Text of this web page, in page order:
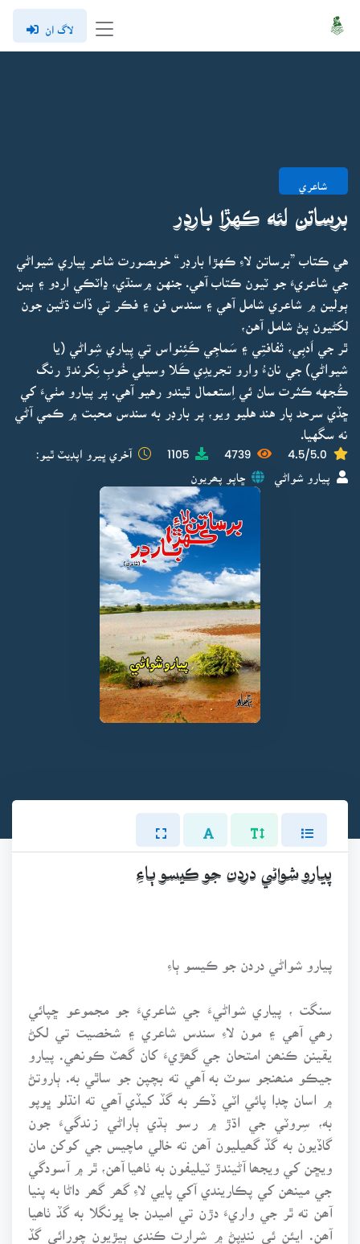
لاگ ان
شاعري
برساتن لئه ڪهڙا بارڊر
هي ڪتاب ”برساتن لاءِ ڪهڙا بارڊر“ خوبصورت شاعر پياري شيواڻي
جي شاعريءَ جو ٽيون ڪتاب آهي. جنهن ۾سنڌي، ڍاٽڪي اردو ۽ ٻين
ٻولين ۾ شاعري شامل آهي ۽ سندس فن ۽ فڪر تي ڏات ڌڻين جون
لکڻيون پڻ شامل آهن،
ٿر جي اَدبِي، ثفافتِي ۽ سَماجِي ڪَئِنواس تي پِياري شِواڻي (يا
شيواڻي) جي نانءُ وارو تجريدِي ڪَلا وسيلي خُوبِ نِکرندڙ رنگ
ڪُجهه ڪثرت سان ئي اِستعمال ٿيندو رهيو آهي. پر پيارو مٺيءَ کي
ڇڏي سرحد پار هند هليو ويو، پر بارڊر به سندس محبت ۾ ڪمي آڻي
نه سگهيا.
4.5/5.0
4739
1105 آخري ڀيرو اپڊيٽ ٿيو:
پيارو شواڻي ڇاپو پھريون
پيارو شواڻي دردن جو ڪيسو ٻاءِ
پيارو شواڻي دردن جو ڪيسو ٻاءِ
سنگت ، پياري شواڻيءَ جي شاعريءَ جو مجموعو ڇپائي
رھي آھي ۽ مون لاءِ سندس شاعري ۽ شخصيت تي لکڻ
يقينن ڪنھن امتحان جي گھڙيءَ کان گھٽ ڪونھي. پيارو
جيڪو منھنجو سوٽ به آھي ته بچپن جو ساٿي به. ٻاروتڻ
۾ اسان چڊا پائي اٽي ڏڪر به گڏ کيڏي آھي ته انڌلو ڀوپو
به، سِروٽي جي اڌڙ ۾ رسو ٻڌي ٻاراڻي زندگيءَ جون
گاڏيون به گڏ گھيليون آھن ته خالي ماچيس جي کوکن مان
ويڇن کي ويجھا آڻيندڙ ٽيليفون به ٺاھيا آھن، ٿر ۾ آسودگي
جي مينھن کي پڪاريندي آکي پايي لاءِ گھر گھر داڻا به پنيا
آھن ته ٿر جي واريءَ دڙن تي اميدن جا ڀونگلا به گڏ ٺاھيا
آھن. ايئن ئي ننڍپڻ ۾ شرارت ڪندي ٻيڙيون چورائي گڏ